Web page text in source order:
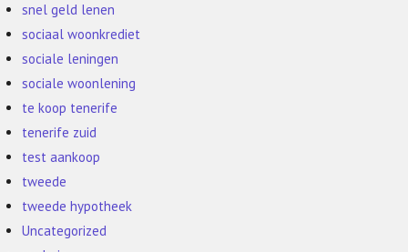
snel geld lenen
sociaal woonkrediet
sociale leningen
sociale woonlening
te koop tenerife
tenerife zuid
test aankoop
tweede
tweede hypotheek
Uncategorized